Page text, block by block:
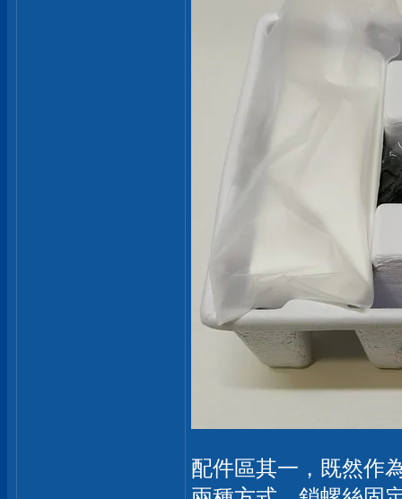
配件區其一，既然作